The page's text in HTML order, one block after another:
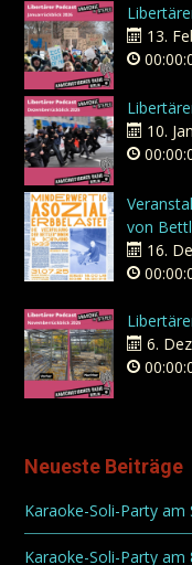
13.
10.
von
16.
6.
Neueste Beiträge
Karaoke-Soli-Party am
Karaoke-Soli-Party am